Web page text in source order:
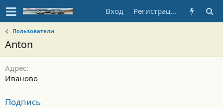
Вход Регистрация
Пользователи
Anton
Адрес
Иваново
Подпись